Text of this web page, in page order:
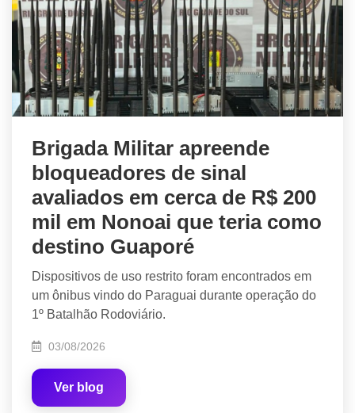
Brigada Militar apreende
bloqueadores de sinal
avaliados em cerca de R$ 200
mil em Nonoai que teria como
destino Guaporé
Dispositivos de uso restrito foram encontrados em
um ônibus vindo do Paraguai durante operação do
1º Batalhão Rodoviário.
03/08/2026
Ver blog